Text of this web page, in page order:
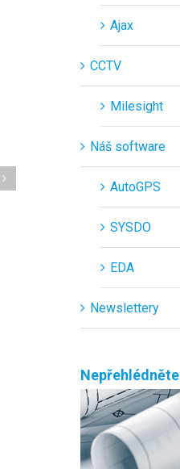
Ajax
CCTV
Milesight
Náš software
AutoGPS
SYSDO
EDA
Newslettery
Nepřehlédněte